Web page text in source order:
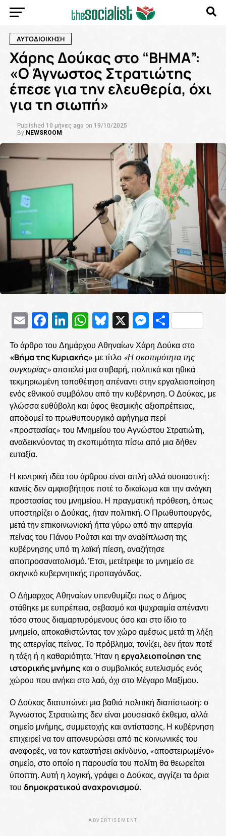
ΑΥΤΟΔΙΟΙΚΗΣΗ
Χάρης Δούκας στο “ΒΗΜΑ”:
«Ο Άγνωστος Στρατιώτης
έπεσε για την ελευθερία, όχι
για τη σιωπή»
Published 10 μήνες ago on 19/10/2025
By NEWSROOM
EmailFacebook
LinkedIn
WhatsApp
Bluesky
X
Το άρθρο του Δημάρχου Αθηναίων Χάρη Δούκα στο
«Βήμα της Κυριακής» με τίτλο «Η σκοπιμότητα της
συγκυρίας»αποτελεί μια στιβαρή, πολιτικά και ηθικά
τεκμηριωμένη τοποθέτηση απέναντι στην εργαλειοποίηση
ενός εθνικού συμβόλου από την κυβέρνηση. Ο Δούκας, με
γλώσσα ευθύβολη και ύφος θεσμικής αξιοπρέπειας,
αποδομεί το πρωθυπουργικό αφήγημα περί
«προστασίας» του Μνημείου του Αγνώστου Στρατιώτη,
αναδεικνύοντας τη σκοπιμότητα πίσω από μια δήθεν
ευταξία.
Η κεντρική ιδέα του άρθρου είναι απλή αλλά ουσιαστική:
κανείς δεν αμφισβήτησε ποτέ το δικαίωμα και την ανάγκη
προστασίας του μνημείου. Η πραγματική πρόθεση, όπως
υποστηρίζει ο Δούκας, ήταν πολιτική. Ο Πρωθυπουργός,
μετά την επικοινωνιακή ήττα γύρω από την απεργία
πείνας του Πάνου Ρούτσι και την αναδίπλωση της
κυβέρνησης υπό τη λαϊκή πίεση, αναζήτησε
αποπροσανατολισμό. Έτσι, μετέτρεψε το μνημείο σε
σκηνικό κυβερνητικής προπαγάνδας.
Ο Δήμαρχος Αθηναίων υπενθυμίζει πως ο Δήμος
στάθηκε με ευπρέπεια, σεβασμό και ψυχραιμία απέναντι
τόσο στους διαμαρτυρόμενους όσο και στο ίδιο το
μνημείο, αποκαθιστώντας τον χώρο αμέσως μετά τη λήξη
της απεργίας πείνας. Το πρόβλημα, τονίζει, δεν ήταν ποτέ
η τάξη ή η καθαριότητα. Ήταν η εργαλειοποίηση της
ιστορικής μνήμηςκαι ο συμβολικός ευτελισμός ενός
χώρου που ανήκει στο λαό, όχι στο Μέγαρο Μαξίμου.
Ο Δούκας διατυπώνει μια βαθιά πολιτική διαπίστωση: ο
Άγνωστος Στρατιώτης δεν είναι μουσειακό έκθεμα, αλλά
σημείο μνήμης, συμμετοχής και αντίστασης. Η κυβέρνηση
επιχειρεί να τον απονευρώσει από τις κοινωνικές του
αναφορές, να τον καταστήσει ακίνδυνο, «αποστειρωμένο»
σημείο, στο οποίο η παρουσία του πολίτη θα θεωρείται
ύποπτη. Αυτή η λογική, γράφει ο Δούκας, αγγίζει τα όρια
του δημοκρατικού αναχρονισμού.
ADVERTISEMENT